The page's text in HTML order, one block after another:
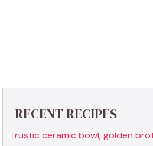
RECENT RECIPES